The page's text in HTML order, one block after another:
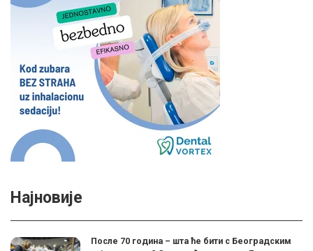
Најновије
После 70 година – шта ће бити с Београдским